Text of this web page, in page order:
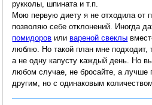
рукколы, шпината и т.п.
Мою первую диету я не отходила от
позволяю себе отклонений. Иногда
помидоров иливареной свеклы
люблю. Но такой план мне подходит,
а не одну капусту каждый день. Но
любом случае, не бросайте, а лучше
другим, но с одинаковым